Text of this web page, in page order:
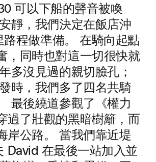
可以下船的聲音被喚
靜，我們決定在飯店沖
程做準備。 在騎向起點
，同時也對這一切很快就
多沒見過的親切臉孔；
時，我們多了四名共騎
最後繞道參觀了《權力
過了壯觀的黑暗樹籬，而
岸公路。 當我們靠近堤
David 在最後一站加入並